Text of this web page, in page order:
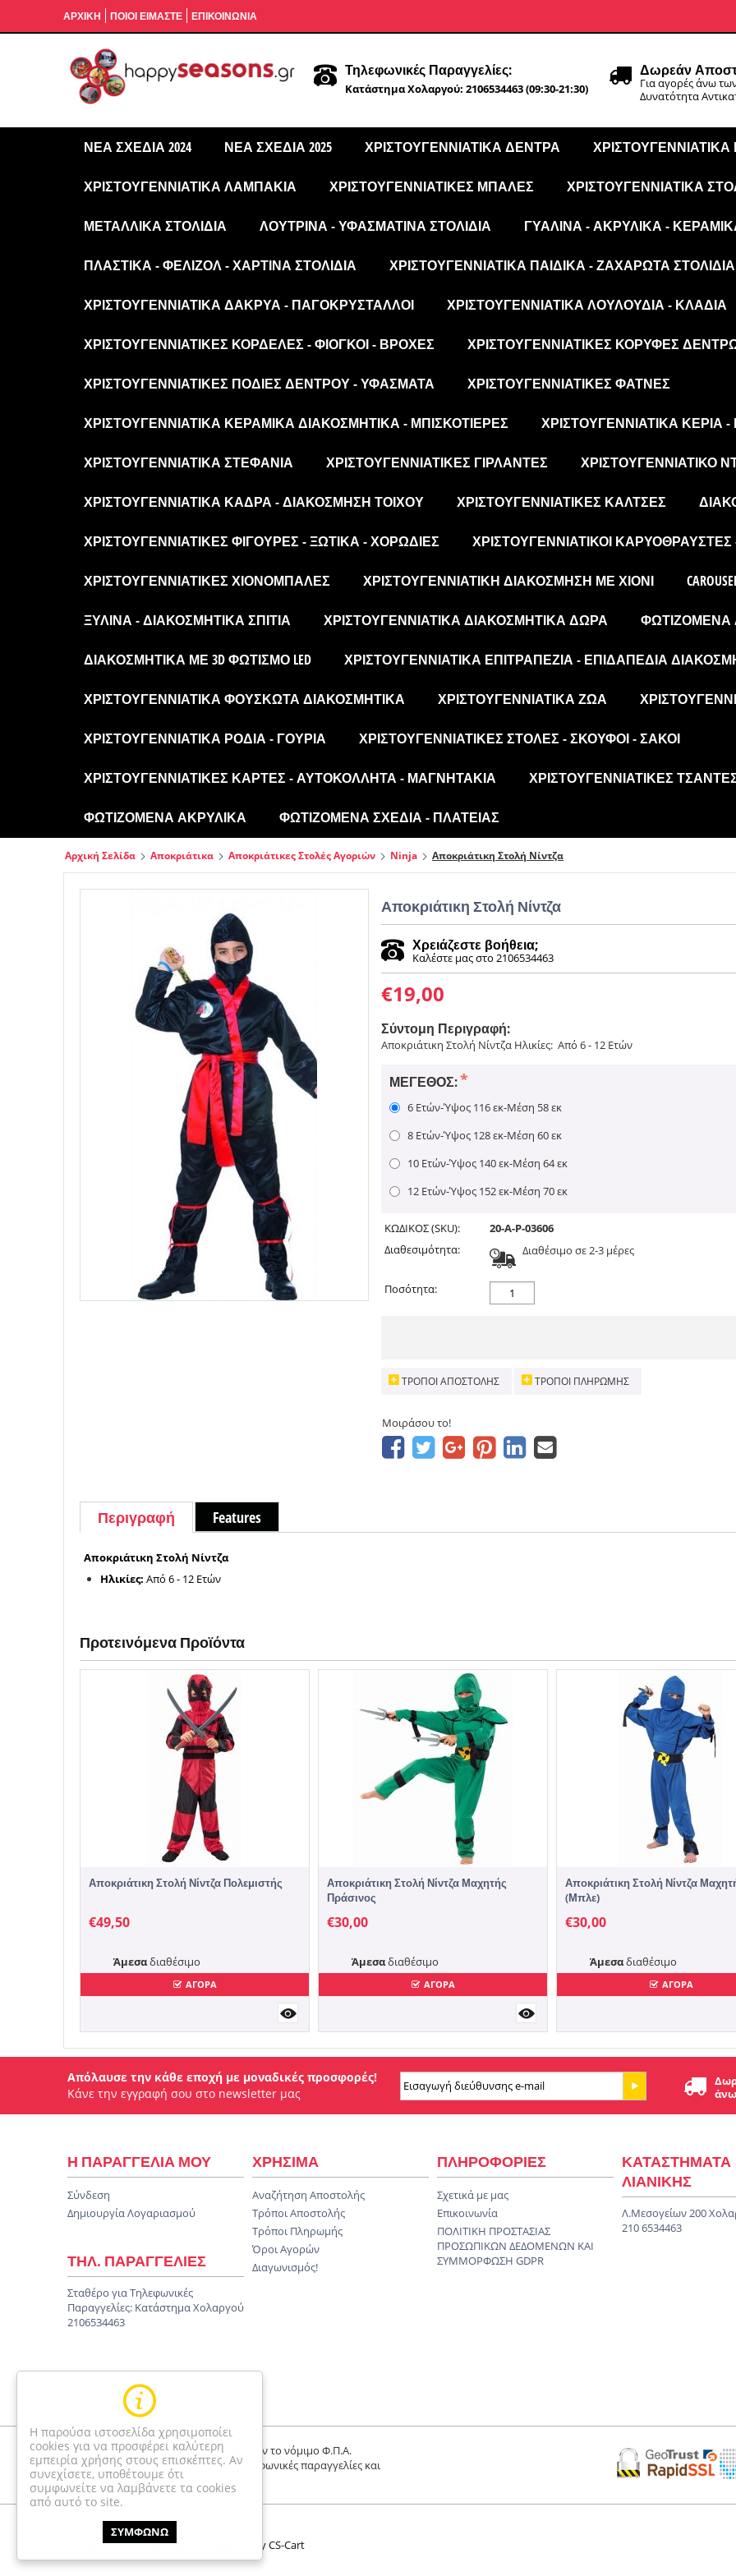
Η παρούσα ιστοσελίδα χρησιμοποίει
cookies για να προσφέρει καλύτερη
εμπειρία χρήσης στους επισκέπτες. Αν
συνεχίσετε, υποθέτουμε ότι
συμφωνείτε να λαμβάνετε τα cookies
από αυτό το site.
ΣΥΜΦΩΝΩ
ΑΡΧΙΚΉ ΠΟΙΟΙ ΕΙΜΑΣΤΕ ΕΠΙΚΟΙΝΩΝΙΑ
Τηλεφωνικές Παραγγελίες:
Κατάστημα Χολαργού: 2106534463 (09:30-21:30)
Δωρεάν
Για αγορές άνω
Δυνατότητα
ΝΈΑ ΣΧΈΔΙΑ 2024 ΝΈΑ ΣΧΈΔΙΑ 2025 ΧΡΙΣΤΟΥΓΕΝΝΙΆΤΙΚΑ ΔΈΝΤΡΑ
ΧΡΙΣΤΟΥΓΕΝΝΙΆΤΙΚΑ ΛΑΜΠΆΚΙΑ ΧΡΙΣΤΟΥΓΕΝΝΙΆΤΙΚΕΣ ΜΠΆΛΕΣ ΧΡΙΣΤΟΥΓΕΝΝΙΆΤΙΚΑ
ΜΕΤΑΛΛΙΚΆ ΣΤΟΛΊΔΙΑ ΛΟΎΤΡΙΝΑ - ΥΦΑΣΜΆΤΙΝΑ ΣΤΟΛΊΔΙΑ ΓΥΆΛΙΝΑ - ΑΚΡΥΛΙΚΆ -
ΠΛΑΣΤΙΚΆ - ΦΕΛΙΖΌΛ - ΧΆΡΤΙΝΑ ΣΤΟΛΊΔΙΑ ΧΡΙΣΤΟΥΓΕΝΝΙΆΤΙΚΑ ΠΑΙΔΙΚΆ - ΖΑΧΑΡΩΤΆ ΣΤΟΛΊΔΙΑ
ΧΡΙΣΤΟΥΓΕΝΝΙΆΤΙΚΑ ΔΆΚΡΥΑ - ΠΑΓΟΚΡΎΣΤΑΛΛΟΙ ΧΡΙΣΤΟΥΓΕΝΝΙΆΤΙΚΑ ΛΟΥΛΟΎΔΙΑ - ΚΛΑΔΙΆ
ΧΡΙΣΤΟΥΓΕΝΝΙΆΤΙΚΕΣ ΚΟΡΔΈΛΕΣ - ΦΙΌΓΚΟΙ - ΒΡΟΧΈΣ ΧΡΙΣΤΟΥΓΕΝΝΙΆΤΙΚΕΣ ΚΟΡΥΦΈΣ
ΧΡΙΣΤΟΥΓΕΝΝΙΆΤΙΚΕΣ ΠΟΔΙΈΣ ΔΈΝΤΡΟΥ - ΥΦΆΣΜΑΤΑ ΧΡΙΣΤΟΥΓΕΝΝΙΆΤΙΚΕΣ ΦΆΤΝΕΣ
ΧΡΙΣΤΟΥΓΕΝΝΙΆΤΙΚΑ ΚΕΡΑΜΙΚΆ ΔΙΑΚΟΣΜΗΤΙΚΆ - ΜΠΙΣΚΟΤΙΈΡΕΣ ΧΡΙΣΤΟΥΓΕΝΝΙΆΤΙΚΑ ΚΕΡΙΆ
ΧΡΙΣΤΟΥΓΕΝΝΙΆΤΙΚΑ ΣΤΕΦΆΝΙΑ ΧΡΙΣΤΟΥΓΕΝΝΙΆΤΙΚΕΣ ΓΙΡΛΆΝΤΕΣ ΧΡΙΣΤΟΥΓΕΝΝΙΆΤΙΚΟ
ΧΡΙΣΤΟΥΓΕΝΝΙΆΤΙΚΑ ΚΆΔΡΑ - ΔΙΑΚΌΣΜΗΣΗ ΤΟΊΧΟΥ ΧΡΙΣΤΟΥΓΕΝΝΙΆΤΙΚΕΣ ΚΆΛΤΣΕΣ
ΧΡΙΣΤΟΥΓΕΝΝΙΆΤΙΚΕΣ ΦΙΓΟΎΡΕΣ - ΞΩΤΙΚΆ - ΧΟΡΩΔΊΕΣ ΧΡΙΣΤΟΥΓΕΝΝΙΆΤΙΚΟΙ
ΧΡΙΣΤΟΥΓΕΝΝΙΆΤΙΚΕΣ ΧΙΟΝΌΜΠΑΛΕΣ ΧΡΙΣΤΟΥΓΕΝΝΙΆΤΙΚΗ ΔΙΑΚΌΣΜΗΣΗ ΜΕ ΧΙΌΝΙ
ΞΎΛΙΝΑ - ΔΙΑΚΟΣΜΗΤΙΚΆ ΣΠΊΤΙΑ ΧΡΙΣΤΟΥΓΕΝΝΙΆΤΙΚΑ ΔΙΑΚΟΣΜΗΤΙΚΆ ΔΏΡΑ ΦΩΤΙΖΌΜΕΝΑ
ΔΙΑΚΟΣΜΗΤΙΚΆ ΜΕ 3D ΦΩΤΙΣΜΌ LED ΧΡΙΣΤΟΥΓΕΝΝΙΆΤΙΚΑ ΕΠΙΤΡΑΠΈΖΙΑ - ΕΠΙΔΑΠΈΔΙΑ
ΧΡΙΣΤΟΥΓΕΝΝΙΆΤΙΚΑ ΦΟΥΣΚΩΤΆ ΔΙΑΚΟΣΜΗΤΙΚΆ ΧΡΙΣΤΟΥΓΕΝΝΙΆΤΙΚΑ ΖΏΑ
ΧΡΙΣΤΟΥΓΕΝΝΙΆΤΙΚΑ ΡΌΔΙΑ - ΓΟΎΡΙΑ ΧΡΙΣΤΟΥΓΕΝΝΙΆΤΙΚΕΣ ΣΤΟΛΈΣ - ΣΚΟΎΦΟΙ - ΣΆΚΟΙ
ΧΡΙΣΤΟΥΓΕΝΝΙΆΤΙΚΕΣ ΚΆΡΤΕΣ - ΑΥΤΟΚΌΛΛΗΤΑ - ΜΑΓΝΗΤΆΚΙΑ ΧΡΙΣΤΟΥΓΕΝΝΙΆΤΙΚΕΣ
ΦΩΤΙΖΌΜΕΝΑ ΑΚΡΥΛΙΚΆ ΦΩΤΙΖΌΜΕΝΑ ΣΧΈΔΙΑ - ΠΛΑΤΕΊΑΣ
Αρχική Σελίδα Αποκριάτικα Αποκριάτικες Στολές Αγοριών Ninja Αποκριάτικη Στολή Νίντζα
Αποκριάτικη Στολή Νίντζα
Χρειάζεστε βοήθεια;
Καλέστε μας στο 2106534463
€19,00
Σύντομη Περιγραφή:
Αποκριάτικη Στολή Νίντζα Ηλικίες: Από 6 - 12 Ετών
ΜΈΓΕΘΟΣ:
6 Ετών-Ύψος 116 εκ-Μέση 58 εκ
8 Ετών-Ύψος 128 εκ-Μέση 60 εκ
10 Ετών-Ύψος 140 εκ-Μέση 64 εκ
12 Ετών-Ύψος 152 εκ-Μέση 70 εκ
ΚΩΔΙΚΟΣ (SKU):
20-A-P-03606
Διαθεσιμότητα:
Διαθέσιμο σε 2-3 μέρες
Ποσότητα:
ΤΡΌΠΟΙ ΑΠΟΣΤΟΛΉΣ ΤΡΌΠΟΙ ΠΛΗΡΩΜΉΣ
Μοιράσου το!
Περιγραφή Features
Αποκριάτικη Στολή Νίντζα
Ηλικίες: Από 6 - 12 Ετών
Προτεινόμενα Προϊόντα
Αποκριάτικη Στολή Νίντζα Πολεμιστής
€49,50
Άμεσαδιαθέσιμο
ΑΓΟΡΑ
Αποκριάτικη Στολή Νίντζα Μαχητής
Πράσινος
€30,00
Άμεσαδιαθέσιμο
ΑΓΟΡΑ
Αποκριάτικη Στολή Νίντζα
(Μπλε)
€30,00
Άμεσαδιαθέσιμο
ΑΓΟΡΑ
Απόλαυσε την κάθε εποχή με μοναδικές προσφορές!
Κάνε την εγγραφή σου στο newsletter μας
Η ΠΑΡΑΓΓΕΛΙΑ ΜΟΥ
Σύνδεση
Δημιουργία Λογαριασμού
ΤΗΛ. ΠΑΡΑΓΓΕΛΙΕΣ
Σταθέρο για Τηλεφωνικές
Παραγγελίες: Κατάστημα Χολαργού
2106534463
ΧΡΗΣΙΜΑ
Αναζήτηση Αποστολής
Τρόποι Αποστολής
Τρόποι Πληρωμής
Όροι Αγορών
Διαγωνισμός!
ΠΛΗΡΟΦΟΡΙΕΣ
Σχετικά με μας
Επικοινωνία
ΠΟΛΙΤΙΚΗ ΠΡΟΣΤΑΣΙΑΣ
ΠΡΟΣΩΠΙΚΩΝ ΔΕΔΟΜΕΝΩΝ KAI
ΣΥΜΜΟΡΦΩΣΗ GDPR
ΚΑΤΑΣΤΗΜΑΤΑ
ΛΙΑΝΙΚΗΣ
Λ.Μεσογείων 200
210 6534463
Οι τιμές είναι τελικές και περιλαμβάνουν το νόμιμο Φ.Π.Α.
Οι τιμές αφορούν μόνο online και τηλεφωνικές παραγγελίες και
διαφέρουν απο το κατάστημα
© 2004-2026 Happyseasons. Powered by CS-Cart